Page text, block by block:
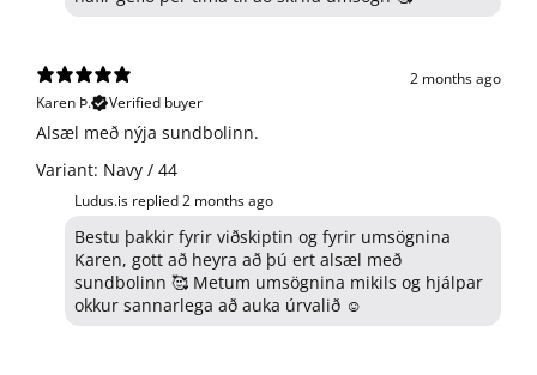
2 months ago
Karen Þ.
Verified buyer
Alsæl með nýja sundbolinn.
Variant: Navy / 44
Ludus.is replied2 months ago
Bestu þakkir fyrir viðskiptin og fyrir umsögnina
Karen, gott að heyra að þú ert alsæl með
sundbolinn 🥰 Metum umsögnina mikils og hjálpar
okkur sannarlega að auka úrvalið ☺️